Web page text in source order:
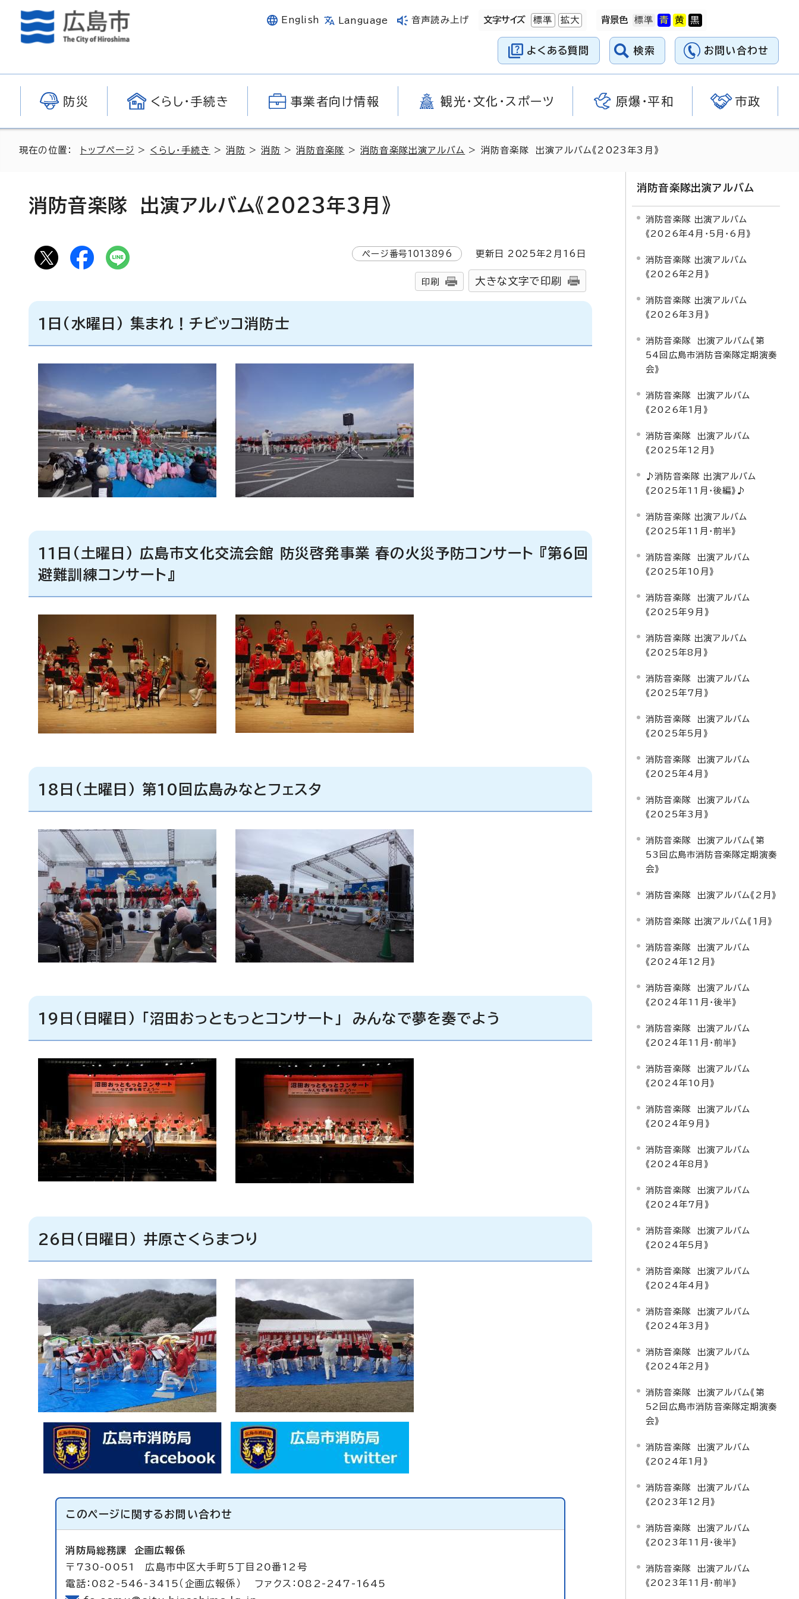
English Language 音声読み上げ 文字サイズ 標準 拡大 背景色
よくある質問 検索 お問い合わせ
防災 くらし・手続き 事業者向け情報 観光・文化・スポーツ 原爆・平和 市政
現在の位置： トップページ > くらし・手続き >消防 >消防 >消防音楽隊 >消防音楽隊出演アルバム > 消防音楽隊 出演アルバム《2023年3月》
消防音楽隊 出演アルバム《2023年3月》
ページ番号1013896 更新日 2025年2月 16 日
印刷 大きな文字で印刷
1日(水曜日) 集まれ！チビッコ消防士
11日(土曜日) 広島市文化交流会館 防災啓発事業 春の火災予防コンサート 『第6回
避難訓練コンサート』
18日(土曜日) 第10回広島みなとフェスタ
19日(日曜日) 「沼田おっともっとコンサート」 みんなで夢を奏でよう
26日(日曜日) 井原さくらまつり
このページに関する お問い合わせ
消防局総務課 企画広報係
〒730-0051 広島市中区大手町5丁目20番12号
電話：082-546-3415（企画広報係） ファクス：082-247-1645
消防音楽隊出演アルバム
消防音楽隊 出演アルバム
《2026年4月・5月・6月》
消防音楽隊 出演アルバム
《2026年2月》
消防音楽隊 出演アルバム
《2026年3月》
消防音楽隊 出演アルバム《第
54回広島市消防音楽隊定期演奏
会》
消防音楽隊 出演アルバム
《2026年1月》
消防音楽隊 出演アルバム
《2025年12月》
♪消防音楽隊 出演アルバム
《2025年11月・後編》♪
消防音楽隊 出演アルバム
《2025年11月・前半》
消防音楽隊 出演アルバム
《2025年10月》
消防音楽隊 出演アルバム
《2025年9月》
消防音楽隊 出演アルバム
《2025年8月》
消防音楽隊 出演アルバム
《2025年7月》
消防音楽隊 出演アルバム
《2025年5月》
消防音楽隊 出演アルバム
《2025年4月》
消防音楽隊 出演アルバム
《2025年3月》
消防音楽隊 出演アルバム《第
53回広島市消防音楽隊定期演奏
会》
消防音楽隊 出演アルバム《2月》
消防音楽隊 出演アルバム《1月》
消防音楽隊 出演アルバム
《2024年12月》
消防音楽隊 出演アルバム
《2024年11月・後半》
消防音楽隊 出演アルバム
《2024年11月・前半》
消防音楽隊 出演アルバム
《2024年10月》
消防音楽隊 出演アルバム
《2024年9月》
消防音楽隊 出演アルバム
《2024年8月》
消防音楽隊 出演アルバム
《2024年7月》
消防音楽隊 出演アルバム
《2024年5月》
消防音楽隊 出演アルバム
《2024年4月》
消防音楽隊 出演アルバム
《2024年3月》
消防音楽隊 出演アルバム
《2024年2月》
消防音楽隊 出演アルバム《第
52回広島市消防音楽隊定期演奏
会》
消防音楽隊 出演アルバム
《2024年1月》
消防音楽隊 出演アルバム
《2023年12月》
消防音楽隊 出演アルバム
《2023年11月・後半》
消防音楽隊 出演アルバム
《2023年11月・前半》